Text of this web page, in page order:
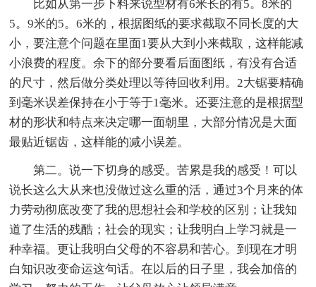
比如从第一步下料来说型材有6米长的有5。8米的
5。9米的5。6米的，根据图纸的要求截取不同长度的大
小，要注意个问题在里面1要从大到小来截取，这样能减
小浪费的程度。余下的部分要看后面图纸，有没有合适
的尺寸，然后做分类处理以等待回收利用。2大锯要精确
到毫米误差保持在小于等于1毫米。还要注意的是根据型
材的形状和特点来决定哪一面朝里，大部分情况是大面
最贴近锯齿，这样能的减小误差。
第二。说一下切身的感受。苦累是我的感受！可以
说长这么大从来也没做过这么重的活，通过3个月来的体
力劳动彻底改变了我的思想社会和学校的区别；让我知
道了生活的残酷；社会的现实；让我明白上学习就是一
种幸福。更让我明白父母的不容易和苦心。到现在才明
白知识改变命运这句话。在以后的日子里，我会加倍的